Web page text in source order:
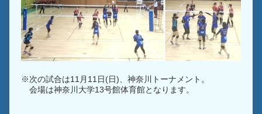
※次の試合は11月11日(日)、神奈川トーナメント。
会場は神奈川大学13号館体育館となります。